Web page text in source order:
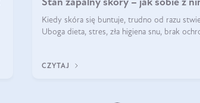
Stan zapalny skóry – jak sobie z
Kiedy skóra się buntuje, trudno od razu
Uboga dieta, stres, zła higiena snu, brak
CZYTAJ